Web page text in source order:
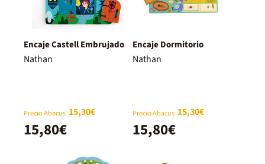
Encaje Castell Embrujado
Nathan
Precio Abacus 15,30€
15,80€
Encaje Dormitorio
Nathan
Precio Abacus 15,30€
15,80€